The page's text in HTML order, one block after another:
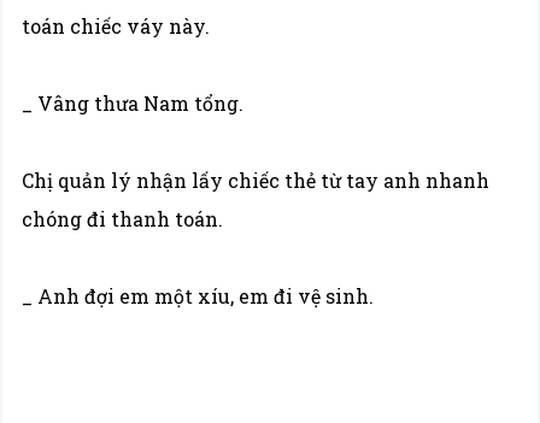
toán chiếc váy này.
_ Vâng thưa Nam tổng.
Chị quản lý nhận lấy chiếc thẻ từ tay anh nhanh
chóng đi thanh toán.
_ Anh đợi em một xíu, em đi vệ sinh.